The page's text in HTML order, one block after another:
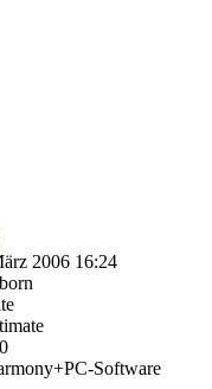
2006 16:24
Software